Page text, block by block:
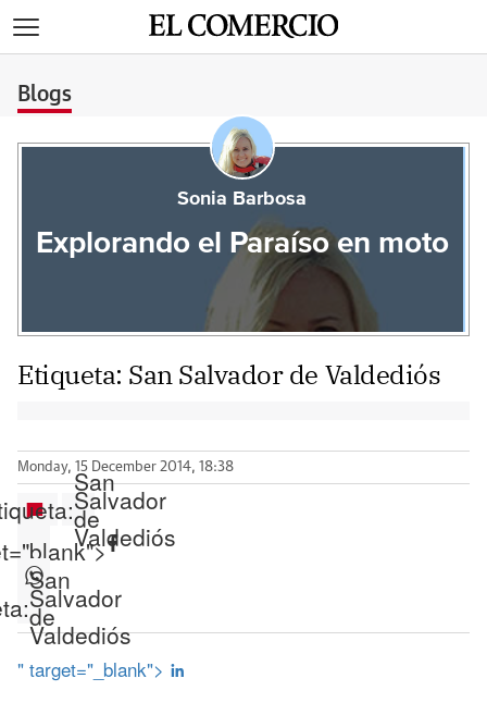
Blogs
Sonia Barbosa
Explorando el Paraíso en moto
Etiqueta: San Salvador de Valdediós
Monday, 15 December 2014, 18:38
San
Salvador
de
Valdediós
San
Salvador
de
Valdediós
" target="_blank">